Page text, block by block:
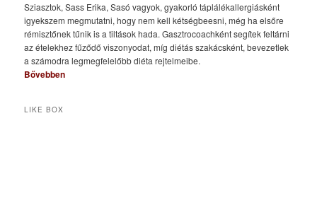
Sziasztok, Sass Erika, Sasó vagyok, gyakorló táplálékallergiásként
igyekszem megmutatni, hogy nem kell kétségbeesni, még ha elsőre
rémisztőnek tűnik is a tiltások hada. Gasztrocoachként segítek feltárni
az ételekhez fűződő viszonyodat, míg diétás szakácsként, bevezetlek
a számodra legmegfelelőbb diéta rejtelmeibe.
Bővebben
LIKE BOX